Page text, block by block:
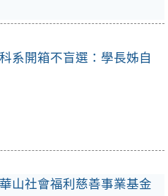
系開箱不盲選：學長姊自
山社會福利慈善事業基金